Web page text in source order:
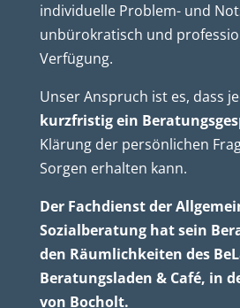
individuelle Problem- und
unbürokratisch und
Verfügung.
Unser Anspruch ist es, dass
kurzfristig ein
Klärung der persönlichen
Sorgen erhalten kann.
Der Fachdienst der
Sozialberatung hat sein
den Räumlichkeiten des
Beratungsladen & Café, in
von Bocholt.